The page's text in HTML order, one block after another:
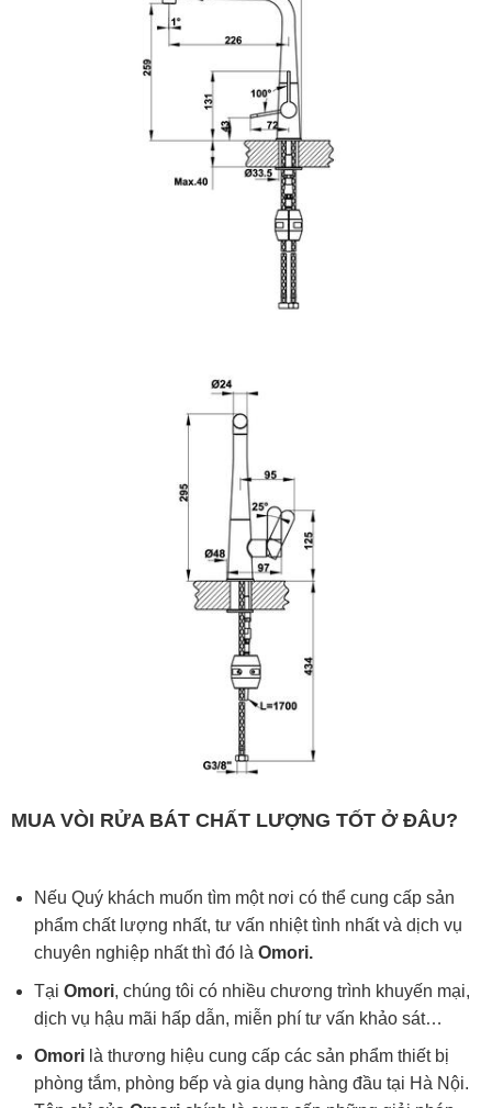
MUA VÒI RỬA BÁT CHẤT LƯỢNG TỐT Ở ĐÂU?
Nếu Quý khách muốn tìm một nơi có thể cung cấp sản
phẩm chất lượng nhất, tư vấn nhiệt tình nhất và dịch vụ
chuyên nghiệp nhất thì đó là Omori.
Tại Omori, chúng tôi có nhiều chương trình khuyến mại,
dịch vụ hậu mãi hấp dẫn, miễn phí tư vấn khảo sát…
Omori là thương hiệu cung cấp các sản phẩm thiết bị
phòng tắm, phòng bếp và gia dụng hàng đầu tại Hà Nội.